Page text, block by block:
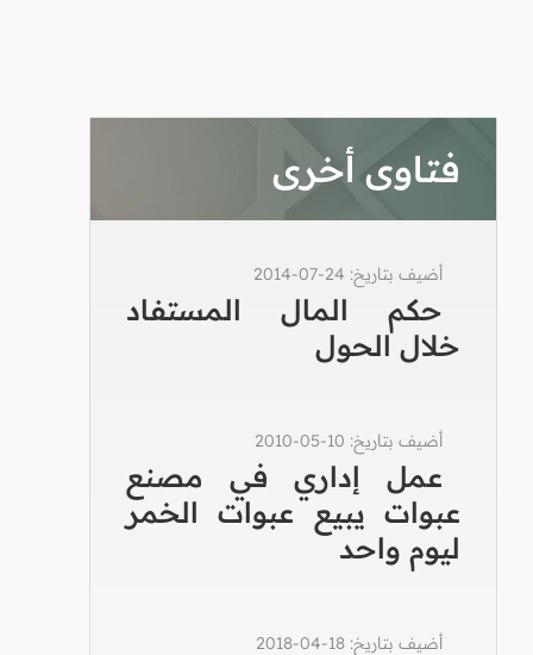
فتاوى أخرى
أضيف بتاريخ: 24-07-2014
حكم المال المستفاد
خلال الحول
أضيف بتاريخ: 10-05-2010
عمل إداري في مصنع
عبوات يبيع عبوات الخمر
ليوم واحد
أضيف بتاريخ: 18-04-2018